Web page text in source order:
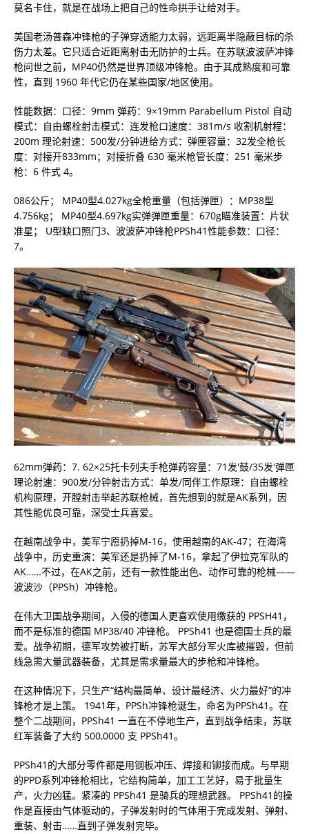
莫名卡住，就是在战场上把自己的性命拱手让给对手。
美国老汤普森冲锋枪的子弹穿透能力太弱，远距离半隐蔽目标的杀
伤力太差。它只适合近距离射击无防护的士兵。在苏联波波萨冲锋
枪问世之前，MP40仍然是世界顶级冲锋枪。由于其成熟度和可靠
性，直到 1960 年代它仍在某些国家/地区使用。
性能数据：口径：9mm 弹药：9×19mm Parabellum Pistol 自动
模式：自由螺栓射击模式：连发枪口速度：381m/s 收割机射程：
200m 理论射速：500发/分钟进给方式：弹匣容量：32发全枪长
度：对接开833mm；对接折叠 630 毫米枪管长度：251 毫米步
枪：6 件式 4。
086公斤； MP40型4.027kg全枪重量（包括弹匣）：MP38型
4.756kg； MP40型4.697kg实弹弹匣重量：670g瞄准装置：片状
准星； U型缺口照门3、波波萨冲锋枪PPSh41性能参数：口径：
7。
62mm弹药：7. 62×25托卡列夫手枪弹药容量：71发'鼓/35发'弹匣
理论射速：900发/分钟射击方式：单发/同伴工作原理：自由螺栓
机构原理，开膛射击举起苏联枪械，首先想到的就是AK系列，因
其性能优良可靠，深受士兵喜爱。
在越南战争中，美军宁愿扔掉M-16，使用越南的AK-47；在海湾
战争中，历史重演：美军还是扔掉了M-16，拿起了伊拉克军队的
AK……不过，在AK之前，还有一款性能出色、动作可靠的枪械——
波波沙（PPSh）冲锋枪。
在伟大卫国战争期间，入侵的德国人更喜欢使用缴获的 PPSH41，
而不是标准的德国 MP38/40 冲锋枪。 PPSh41 也是德国士兵的最
爱。战争初期，德军攻势被打断，苏军大部分军火库被摧毁，但前
线急需大量武器装备，尤其是需求量最大的步枪和冲锋枪。
在这种情况下，只生产“结构最简单、设计最经济、火力最好”的冲
锋枪才是上策。 1941年，PPSh冲锋枪诞生，命名为PPSh41。在
整个二战期间，PPSh41 一直在不停地生产，直到战争结束，苏联
红军装备了大约 500,0000 支 PPSh41。
PPSh41的大部分零件都是用钢板冲压、焊接和铆接而成。与早期
的PPD系列冲锋枪相比，它结构简单，加工工艺好，易于批量生
产，火力凶猛。紧凑的 PPSh41 是骑兵的理想武器。 PPSh41的操
作是直接由气体驱动的，子弹发射时的气体用于完成发射、弹射、
重装、射击……直到子弹发射完毕。